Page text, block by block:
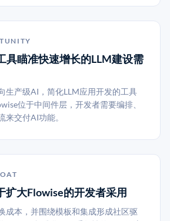
具瞄准快速增长的LLM建设需
生产级AI，简化LLM应用开发的工具
位于中间件层，开发者需要编排、
来交付AI功能。
扩大Flowise的开发者采用
成本，并围绕模板和集成形成社区驱